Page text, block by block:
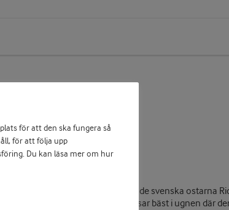
24%
består av en blandning av de svenska ostarna
Den färdigrivna osten passar bäst i ugnen där
för att den ska fungera så
för att följa upp
Du kan läsa mer om hur